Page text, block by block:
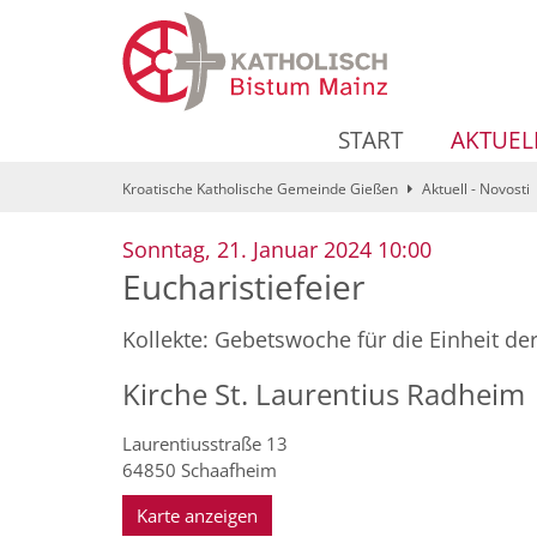
START
Kroatische Katholische Gemeinde Gießen Aktuell - Novosti
Sonntag, 21. Januar 2024 10:00:
Eucharistiefeier
Kollekte: Gebetswoche für die Einheit
Kirche St. Laurentius Radheim
Laurentiusstraße 13
64850 Schaafheim
Karte anzeigen